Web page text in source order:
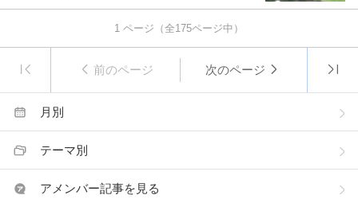
1 ページ（全175ページ中）
前のページ 次のページ
月別
テーマ別
アメンバー記事を見る